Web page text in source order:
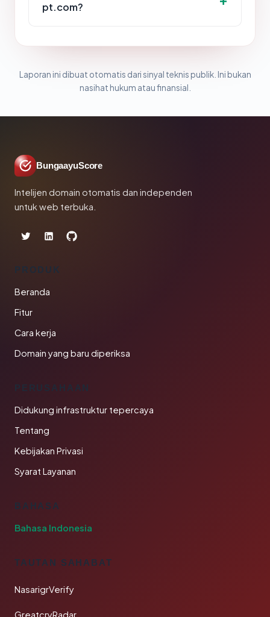
pt.com?
Laporan ini dibuat otomatis dari sinyal teknis publik. Ini bukan
nasihat hukum atau finansial.
BungaayuScore
Intelijen domain otomatis dan independen
untuk web terbuka.
PRODUK
Beranda
Fitur
Cara kerja
Domain yang baru diperiksa
PERUSAHAAN
Didukung infrastruktur tepercaya
Tentang
Kebijakan Privasi
Syarat Layanan
BAHASA
Bahasa Indonesia
TAUTAN SAHABAT
NasarigrVerify
GreatcryRadar